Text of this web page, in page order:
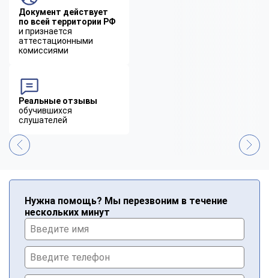
Документ действует
по всей территории РФ
и признается
аттестационными
комиссиями
Реальные отзывы
обучившихся
слушателей
Нужна помощь? Мы перезвоним в течение
нескольких минут